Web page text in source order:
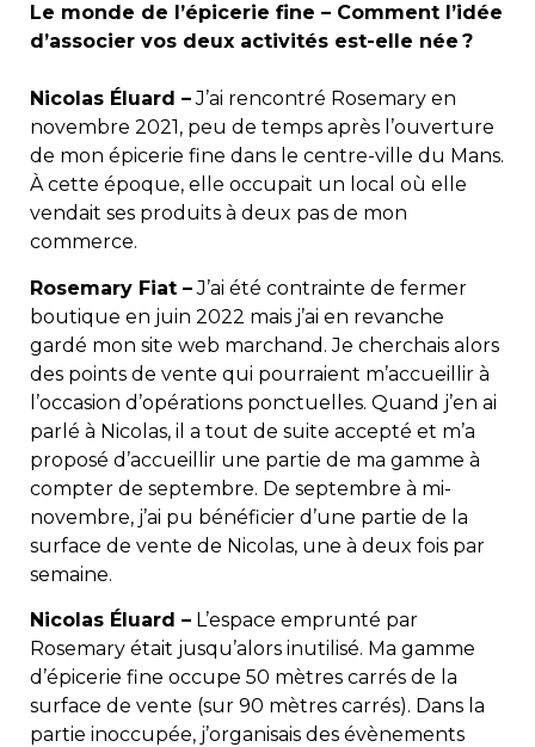
Le monde de l’épicerie fine – Comment l’idée
d’associer vos deux activités est-elle née ?
Nicolas Éluard –J’ai rencontré Rosemary en
novembre 2021, peu de temps après l’ouverture
de mon épicerie fine dans le centre-ville du Mans.
À cette époque, elle occupait un local où elle
vendait ses produits à deux pas de mon
commerce.
Rosemary Fiat –J’ai été contrainte de fermer
boutique en juin 2022 mais j’ai en revanche
gardé mon site web marchand. Je cherchais alors
des points de vente qui pourraient m’accueillir à
l’occasion d’opérations ponctuelles. Quand j’en ai
parlé à Nicolas, il a tout de suite accepté et m’a
proposé d’accueillir une partie de ma gamme à
compter de septembre. De septembre à mi-
novembre, j’ai pu bénéficier d’une partie de la
surface de vente de Nicolas, une à deux fois par
semaine.
Nicolas Éluard – L’espace emprunté par
Rosemary était jusqu’alors inutilisé. Ma gamme
d’épicerie fine occupe 50 mètres carrés de la
surface de vente (sur 90 mètres carrés). Dans la
partie inoccupée, j’organisais des évènements